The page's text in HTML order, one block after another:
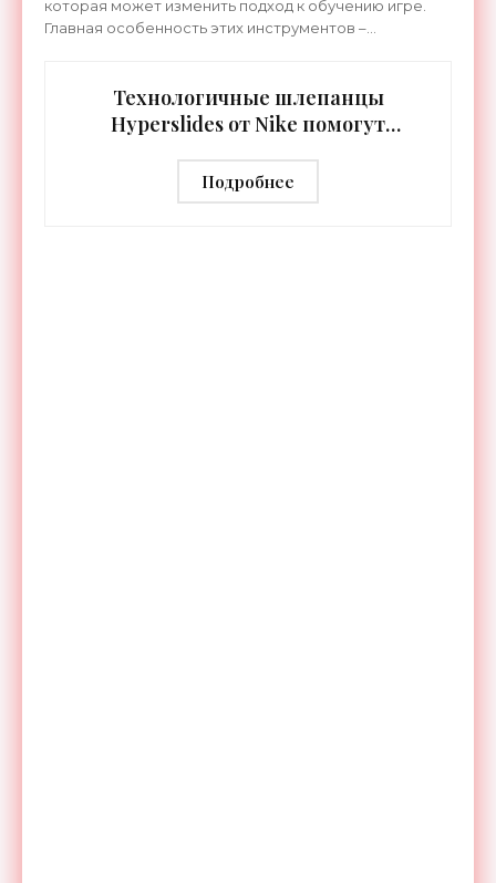
которая может изменить подход к обучению игре.
Главная особенность этих инструментов –
Технологичные шлепанцы
Hyperslides от Nike помогут
тренировки - «Гаджеты»
Подробнее